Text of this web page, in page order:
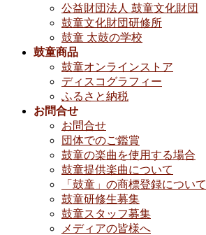
公益財団法人 鼓童文化財団
鼓童文化財団研修所
鼓童 太鼓の学校
鼓童商品
鼓童オンラインストア
ディスコグラフィー
ふるさと納税
お問合せ
お問合せ
団体でのご鑑賞
鼓童の楽曲を使用する場合
鼓童提供楽曲について
「鼓童」の商標登録について
鼓童研修生募集
鼓童スタッフ募集
メディアの皆様へ